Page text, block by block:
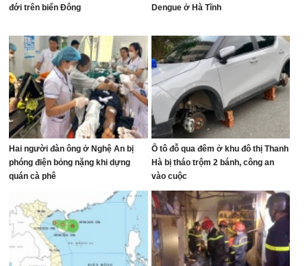
đới trên biển Đông
Dengue ở Hà Tĩnh
Hai người đàn ông ở Nghệ An bị
phóng điện bỏng nặng khi dựng
quán cà phê
Ô tô đỗ qua đêm ở khu đô thị Thanh
Hà bị tháo trộm 2 bánh, công an
vào cuộc